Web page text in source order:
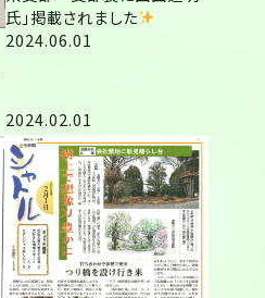
氏」掲載されました
2024.06.01
2024.02.01